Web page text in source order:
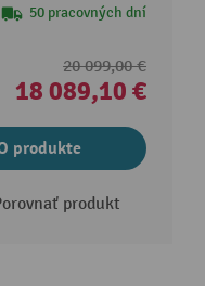
50 pracovných dní
20 099,00 €
18 089,10 €
produkte
produkt